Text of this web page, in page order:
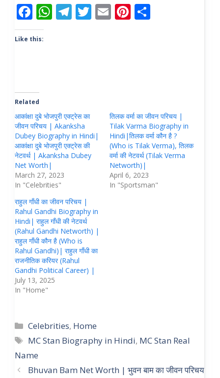
F
ac
e
o
k
W T T E Pi
Like this:
Related
आकांक्षा दुबे भोजपुरी एक्ट्रेस का
जीवन परिचय | Akanksha
Dubey Biography in Hindi|
आकांक्षा दुबे भोजपुरी एक्ट्रेस की
नेटवर्थ | Akanksha Dubey
Net Worth|
March 27, 2023
In "Celebrities"
तिलक वर्मा का जीवन परिचय |
Tilak Varma Biography in
Hindi|तिलक वर्मा कौन है ?
(Who is Tilak Verma), तिलक
वर्मा की नेटवर्थ (Tilak Verma
Networth)|
April 6, 2023
In "Sportsman"
राहुल गाँधी का जीवन परिचय |
Rahul Gandhi Biography in
Hindi| राहुल गाँधी की नेटवर्थ
(Rahul Gandhi Networth) |
राहुल गाँधी कौन है (Who is
Rahul Gandhi)| राहुल गाँधी का
राजनीतिक करियर (Rahul
Gandhi Political Career) |
July 13, 2025
In "Home"
Categories
Celebrities, Home
Tags
MC Stan Biography in Hindi, MC Stan Real
Name
Bhuvan Bam Net Worth | भुवन बाम का जीवन परिचय